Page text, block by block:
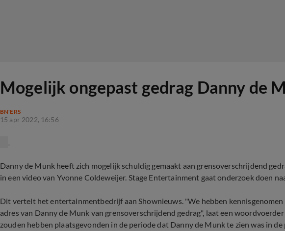
Mogelijk ongepast gedrag Danny de
BN'ERS
15 apr 2022, 16:56
Danny de Munk heeft zich mogelijk schuldig gemaakt aan grensoverschrijdend
in een video van Yvonne Coldeweijer. Stage Entertainment gaat onderzoek doen
Dit vertelt het entertainmentbedrijf aan Shownieuws. "We hebben kennisgenomen
adres van Danny de Munk van grensoverschrijdend gedrag", laat een
zouden hebben plaatsgevonden in de periode dat Danny de Munk te zien was in